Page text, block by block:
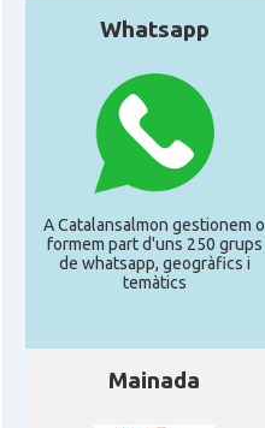
Whatsapp
A Catalansalmon gestionem o
formem part d'uns 250 grups
de whatsapp, geogràfics i
temàtics
Mainada